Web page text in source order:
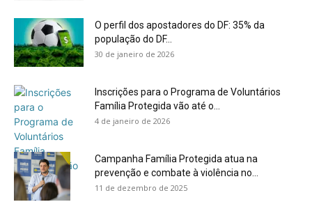
O perfil dos apostadores do DF: 35% da
população do DF...
30 de janeiro de 2026
Inscrições para o Programa de Voluntários
Família Protegida vão até o...
4 de janeiro de 2026
Campanha Família Protegida atua na
prevenção e combate à violência no...
11 de dezembro de 2025